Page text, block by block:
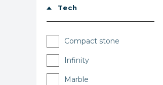
Tech
Compact stone
Infinity
Marble